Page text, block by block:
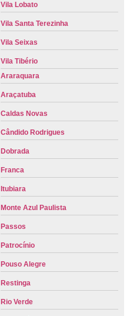
Vila Lobato
Vila Santa Terezinha
Vila Seixas
Vila Tibério
Araraquara
Araçatuba
Caldas Novas
Cândido Rodrigues
Dobrada
Franca
Itubiara
Monte Azul Paulista
Passos
Patrocínio
Pouso Alegre
Restinga
Rio Verde